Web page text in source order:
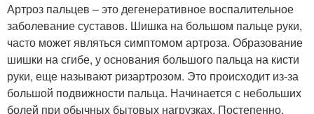
Артроз пальцев – это дегенеративное воспалительное
заболевание суставов. Шишка на большом пальце руки,
часто может являться симптомом артроза. Образование
шишки на сгибе, у основания большого пальца на кисти
руки, еще называют ризартрозом. Это происходит из-за
большой подвижности пальца. Начинается с небольших
болей при обычных бытовых нагрузках. Постепенно,